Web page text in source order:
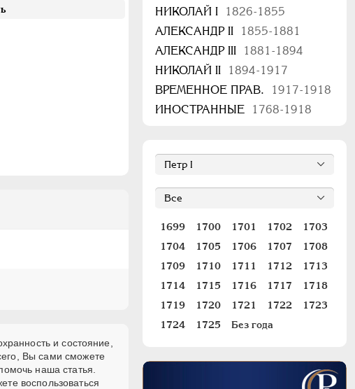
и состояние,
Вы сами сможете
наша статья.
воспользоваться
НИКОЛАЙ I
1826-1855
АЛЕКСАНДР II
1855-1881
АЛЕКСАНДР III
1881-1894
НИКОЛАЙ II
1894-1917
ВРЕМЕННОЕ ПРАВ.
1917-1918
ИНОСТРАННЫЕ
1768-1918
1699 1700 1701 1702
1703
1704
1705 1706 1707
1708
1709
1710 1711 1712
1713
1714
1715 1716 1717
1718
1719
1720 1721 1722
1723
1724
1725 Без года